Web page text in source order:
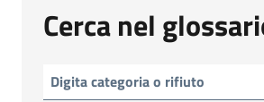
Cerca nel